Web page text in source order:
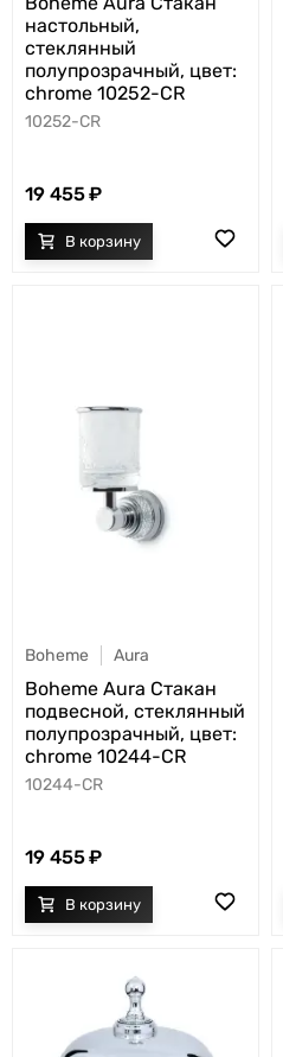
настольный,
стеклянный
полупрозрачный, цвет:
chrome 10252-CR
10252-CR
19 455
Boheme Aura
Boheme Aura Стакан
подвесной, стеклянный
полупрозрачный, цвет:
chrome 10244-CR
10244-CR
19 455